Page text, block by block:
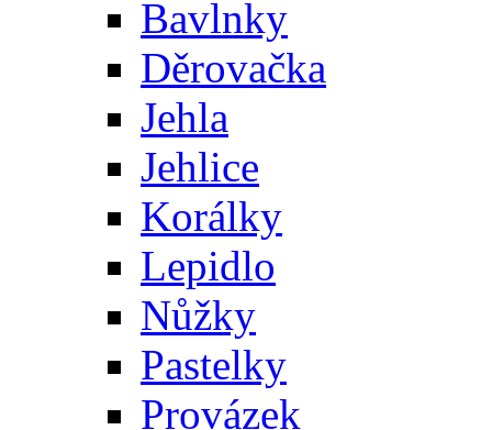
Bavlnky
Děrovačka
Jehla
Jehlice
Korálky
Lepidlo
Nůžky
Pastelky
Provázek